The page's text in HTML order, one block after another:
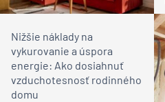
Nižšie náklady na
vykurovanie a úspora
energie: Ako dosiahnuť
vzduchotesnosť rodinného
domu